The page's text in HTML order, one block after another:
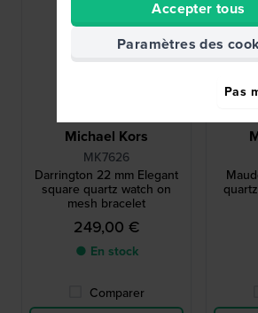
Michael Kors
MK7626
Darrington 22 mm Elegant
square quartz watch on
mesh bracelet
249,00 €
● En stock
Comparer
Accepter tous
Paramètres des
Pas